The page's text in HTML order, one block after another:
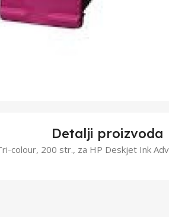
Detalji proizvoda
colour, 200 str., za HP Deskjet Ink